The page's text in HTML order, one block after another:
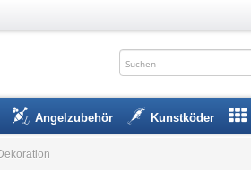
Angelzubehör Kunstköder